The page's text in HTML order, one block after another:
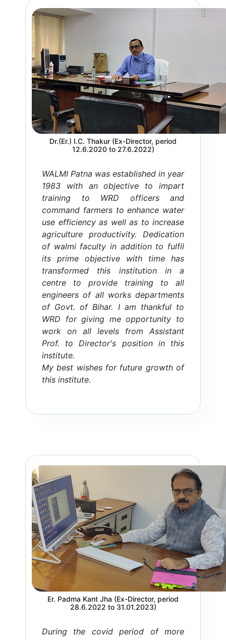
Read more...
Induction Course for Newly
Appointed Junior Engineers (On
Campus Training) WRD, Govt. of
Bihar. (Per...
Read more...
Campus Training) RWD, Govt. of
Read more...
Dr.(Er.) I.C. Thakur (Ex-Director, period
12.6.2020 to 27.6.2022)
WALMI Patna was established in year
1983 with an objective to impart
training to WRD officers and
command farmers to enhance water
use efficiency as well as to increase
agriculture productivity. Dedication
of walmi faculty in addition to fulfil
its prime objective with time has
transformed this institution in a
centre to provide training to all
engineers of all works departments
of Govt. of Bihar. I am thankful to
WRD for giving me opportunity to
work on all levels from Assistant
Prof. to Director's position in this
institute.
My best wishes for future growth of
this institute.
Er. Padma Kant Jha (Ex-Director, period
28.6.2022 to 31.01.2023)
During the covid period of more